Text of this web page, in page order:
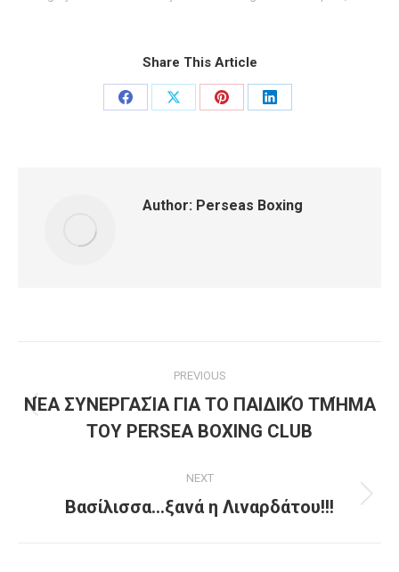
Share This Article
Share
Share
Share
Share
Author: Perseas Boxing
navigation
PREVIOUS
Previous
post:
ΝΈΑ ΣΥΝΕΡΓΑΣΊΑ ΓΙΑ ΤΟ ΠΑΙΔΙΚΌ ΤΜΉΜΑ
ΤΟΥ PERSEA BOXING CLUB
NEXT
Next
Βασίλισσα…ξανά η Λιναρδάτου!!!